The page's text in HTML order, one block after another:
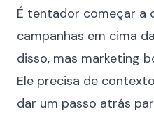
É tentador começar a
campanhas em cima
disso, mas marketing
Ele precisa de
dar um passo atrás